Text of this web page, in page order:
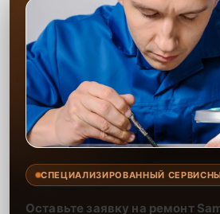
соблюдением высоких стандартов, что
долгосрочную эксплуатацию техники.
получаете гарантию на ремонт и
позволяет вам быть уверенными в
оборудования.
СПЕЦИАЛИЗИРОВАННЫЙ
Оставьте заявку на ремонт